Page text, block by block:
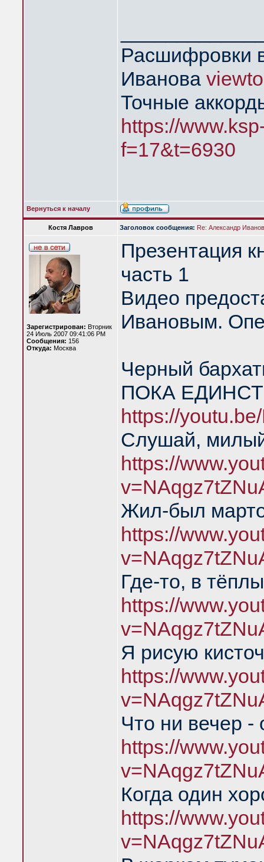
Расшифровки
Иванова
Точные
https://
f=17&t=6930
Вернуться к началу
Костя Лавров Заголовок сообщения: Re: Александр
Зарегистрирован: Вторник
24 Июль 2007 09:41:06 PM
Сообщения: 156
Откуда: Москва
Презентация
часть 1
Видео
Ивановым.
Черный
ПОКА
https://
Слушай,
https://
Жил-был
https://
Где-то, в
https://
Я рисую
https://
Что ни вечер -
https://
Когда один
https://